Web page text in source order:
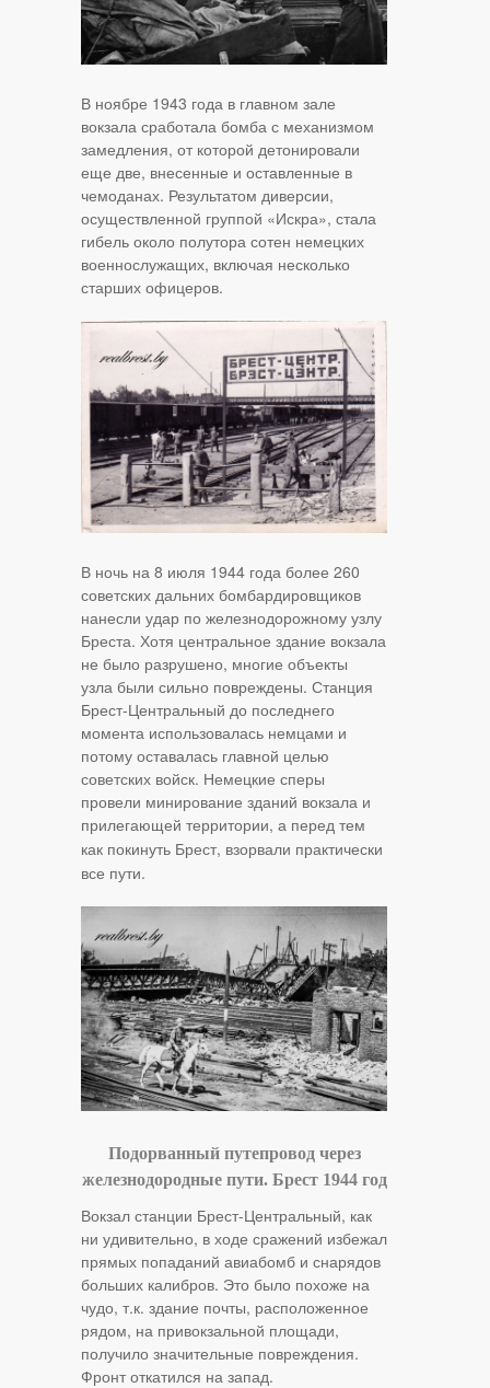
В ноябре 1943 года в главном зале
вокзала сработала бомба с механизмом
замедления, от которой детонировали
еще две, внесенные и оставленные в
чемоданах. Результатом диверсии,
осуществленной группой «Искра», стала
гибель около полутора сотен немецких
военнослужащих, включая несколько
старших офицеров.
В ночь на 8 июля 1944 года более 260
советских дальних бомбардировщиков
нанесли удар по железнодорожному узлу
Бреста. Хотя центральное здание вокзала
не было разрушено, многие объекты
узла были сильно повреждены. Станция
Брест-Центральный до последнего
момента использовалась немцами и
потому оставалась главной целью
советских войск. Немецкие сперы
провели минирование зданий вокзала и
прилегающей территории, а перед тем
как покинуть Брест, взорвали практически
все пути.
Подорванный путепровод через
железнодородные пути. Брест 1944 год
Вокзал станции Брест-Центральный, как
ни удивительно, в ходе сражений избежал
прямых попаданий авиабомб и снарядов
больших калибров. Это было похоже на
чудо, т.к. здание почты, расположенное
рядом, на привокзальной площади,
получило значительные повреждения.
Фронт откатился на запад.